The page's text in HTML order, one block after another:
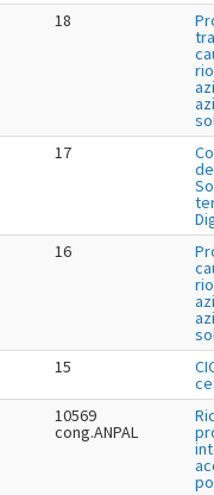
18
17
16
15
10569
cong.ANPAL